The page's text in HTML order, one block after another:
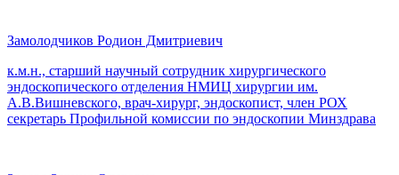
Замолодчиков Родион Дмитриевич
к.м.н., старший научный сотрудник хирургического
эндоскопического отделения НМИЦ хирургии им.
А.В.Вишневского, врач-хирург, эндоскопист, член РОХ
секретарь Профильной комиссии по эндоскопии Минздрава